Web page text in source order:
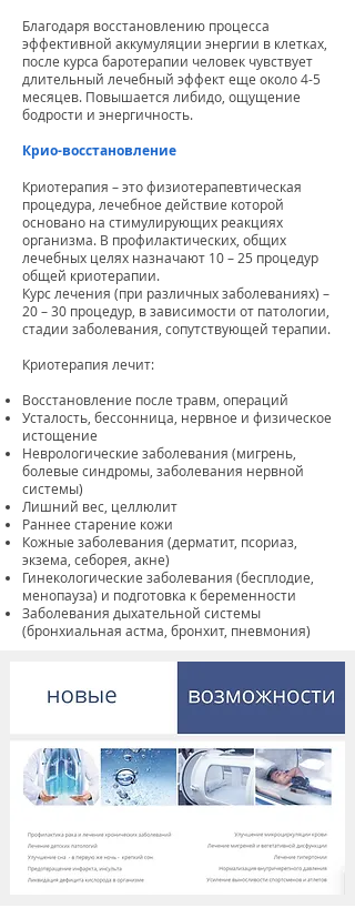
Благодаря восстановлению процесса
эффективной аккумуляции энергии в клетках,
после курса баротерапии человек чувствует
длительный лечебный эффект еще около 4-5
месяцев. Повышается либидо, ощущение
бодрости и энергичность.
Крио-восстановление
Криотерапия – это физиотерапевтическая
процедура, лечебное действие которой
основано на стимулирующих реакциях
организма. В профилактических, общих
лечебных целях назначают 10 – 25 процедур
общей криотерапии.
Курс лечения (при различных заболеваниях) –
20 – 30 процедур, в зависимости от патологии,
стадии заболевания, сопутствующей терапии.
Криотерапия лечит:
Восстановление после травм, операций
Усталость, бессонница, нервное и физическое
истощение
Неврологические заболевания (мигрень,
болевые синдромы, заболевания нервной
системы)
Лишний вес, целлюлит
Раннее старение кожи
Кожные заболевания (дерматит, псориаз,
экзема, себорея, акне)
Гинекологические заболевания (бесплодие,
менопауза) и подготовка к беременности
Заболевания дыхательной системы
(бронхиальная астма, бронхит, пневмония)